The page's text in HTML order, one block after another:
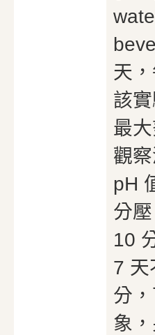
天
該
最
觀
pH
分
10
7 天
分
象